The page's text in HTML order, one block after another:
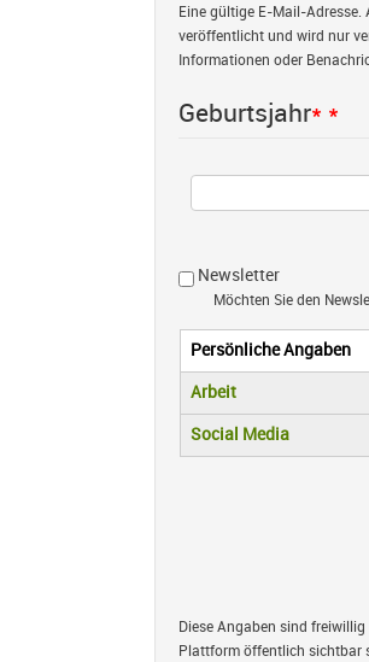
Eine gültige E-Mail-Adresse.
veröffentlicht und wird nur
Informationen oder
Geburtsjahr* *
Newsletter
Möchten Sie den
Vertikale
Persönliche Angaben
(aktiver Reiter)
Arbeit
Social Media
Diese Angaben sind
Plattform öffentlich sichtbar